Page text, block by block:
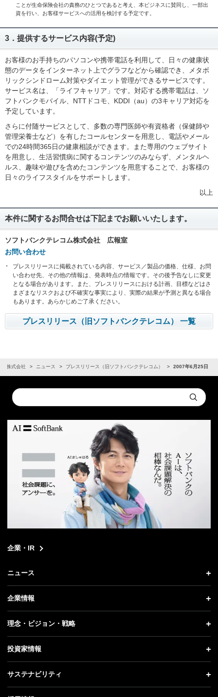
ことが生命保険会社の責務のひとつであると考え、本ビジネスに賛同し、一部出
資を行い、お客様サービスへの活用を検討する予定です。
3．提供するサービス内容(予定)
お客様のお手持ちのパソコンや携帯電話を利用して、日々の健康状
態のデータをインターネット上でグラフなどから確認でき、メタボ
リックシンドローム対策やダイエット管理ができるサービスです。
サービス名は、「ライフキャリア」です。対応する携帯電話は、ソ
フトバンクモバイル、NTTドコモ、KDDI（au）の3キャリア対応を
予定しています。
さらに付随サービスとして、多数の専門医師や有資格者（保健師や
管理栄養士など）を有したコールセンターを用意し、電話やメール
での24時間365日の健康相談ができます。また専用のウェブサイト
を用意し、生活習慣病に関するコンテンツのみならず、メンタルヘ
ルス、趣味や遊びを含めたコンテンツを用意することで、お客様の
日々のライフスタイルをサポートします。
以上
本件に関するお問合せは下記までお願いいたします。
ソフトバンクテレコム株式会社 広報室
お問い合わせ
プレスリリースに掲載されている内容、サービス／製品の価格、仕様、お問
い合わせ先、その他の情報は、発表時点の情報です。その後予告なしに変更
となる場合があります。また、プレスリリースにおける計画、目標などはさ
まざまなリスクおよび不確実な事実により、実際の結果が予測と異なる場合
もあります。あらかじめご了承ください。
プレスリリース（旧ソフトバンクテレコム） 一覧
ク株式会社 ニュース プレスリリース（旧ソフトバンクテレコム） 2007年6月25日
Conduct
a
Submit
企業・IR
ニュース
ニュース トップ
プレスリリース
更新情報
記者説明会
企業情報
企業情報 トップ
社長メッセージ
事業紹介
理念・ビジョン・戦略
理念・ビジョン・戦略 トップ
成長戦略「Activate AI for Society」
投資家情報
投資家情報 トップ
経営方針
サステナビリティ
サステナビリティ トップ